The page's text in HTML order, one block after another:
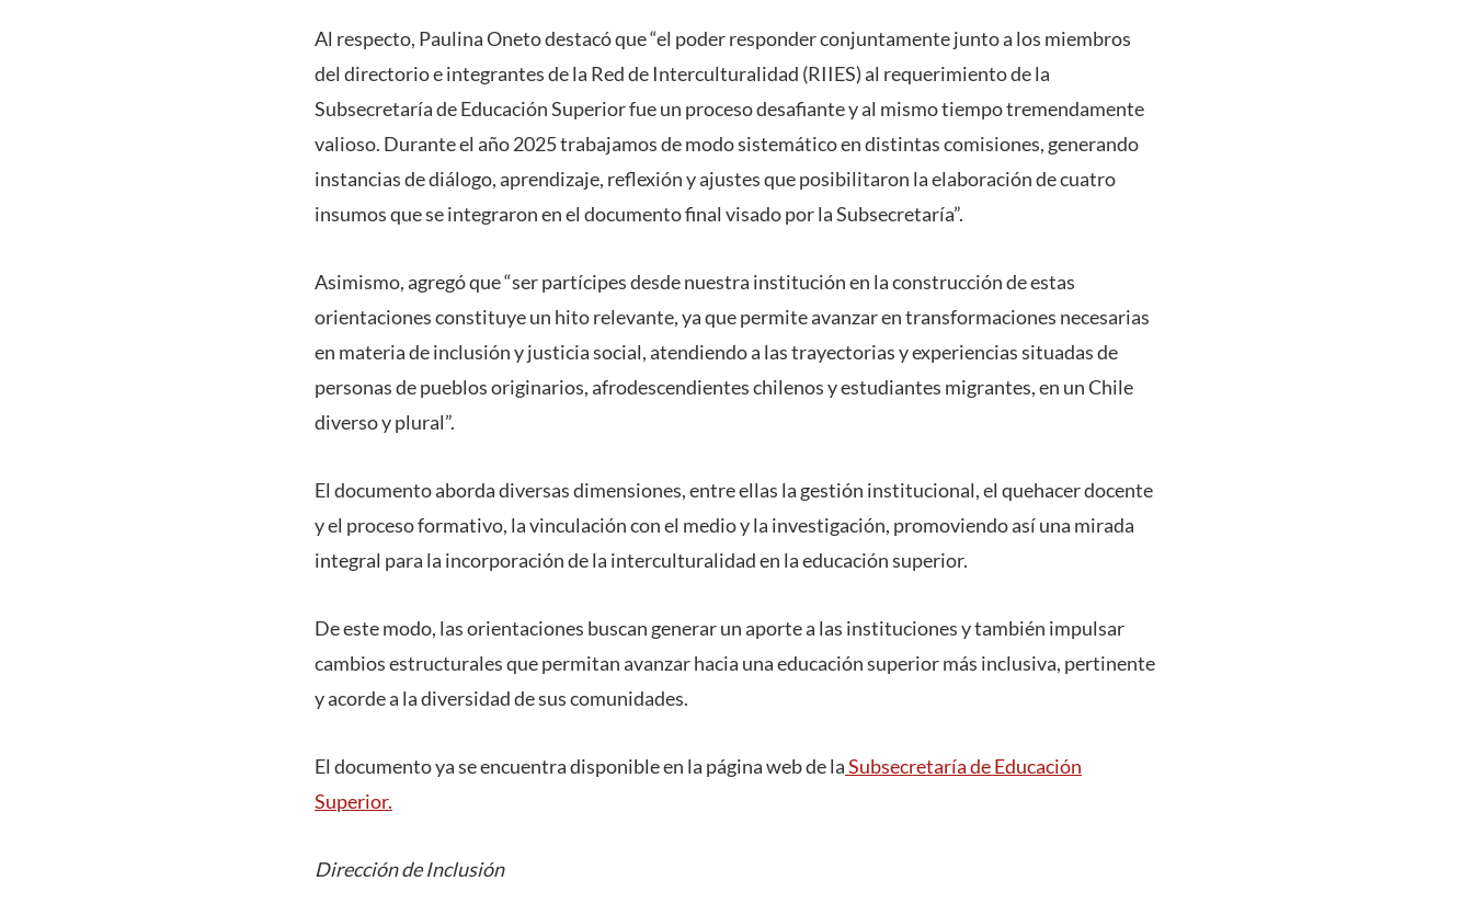
Al respecto, Paulina Oneto destacó que “el poder responder conjuntamente junto a los miembros
del directorio e integrantes de la Red de Interculturalidad (RIIES) al requerimiento de la
Subsecretaría de Educación Superior fue un proceso desafiante y al mismo tiempo tremendamente
valioso. Durante el año 2025 trabajamos de modo sistemático en distintas comisiones, generando
instancias de diálogo, aprendizaje, reflexión y ajustes que posibilitaron la elaboración de cuatro
insumos que se integraron en el documento final visado por la Subsecretaría”.
Asimismo, agregó que “ser partícipes desde nuestra institución en la construcción de estas
orientaciones constituye un hito relevante, ya que permite avanzar en transformaciones necesarias
en materia de inclusión y justicia social, atendiendo a las trayectorias y experiencias situadas de
personas de pueblos originarios, afrodescendientes chilenos y estudiantes migrantes, en un Chile
diverso y plural”.
El documento aborda diversas dimensiones, entre ellas la gestión institucional, el quehacer docente
y el proceso formativo, la vinculación con el medio y la investigación, promoviendo así una mirada
integral para la incorporación de la interculturalidad en la educación superior.
De este modo, las orientaciones buscan generar un aporte a las instituciones y también impulsar
cambios estructurales que permitan avanzar hacia una educación superior más inclusiva, pertinente
y acorde a la diversidad de sus comunidades.
El documento ya se encuentra disponible en la página web de laSubsecretaría de Educación
Superior.
Dirección de Inclusión